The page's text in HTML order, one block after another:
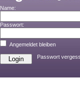
Name:
Passwort:
Angemeldet bleiben
Passwort